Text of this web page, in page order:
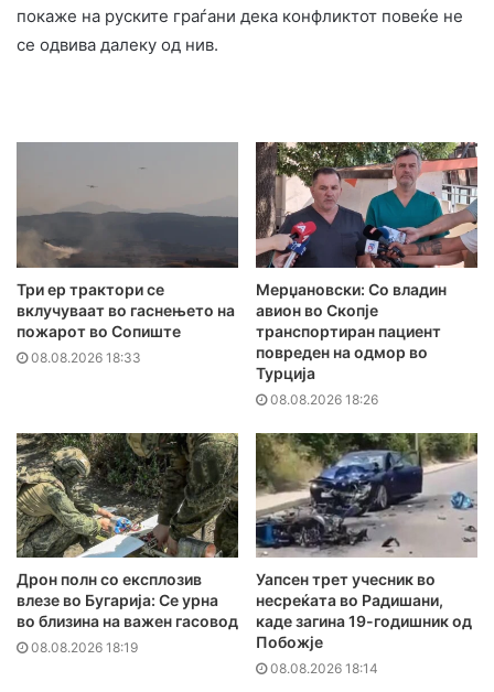
покаже на руските граѓани дека конфликтот повеќе не
се одвива далеку од нив.
Три ер трактори се
вклучуваат во гаснењето на
пожарот во Сопиште
08.08.2026 18:33
Мерџановски: Со владин
авион во Скопје
транспортиран пациент
повреден на одмор во
Турција
08.08.2026 18:26
Дрон полн со експлозив
влезе во Бугарија: Се урна
во близина на важен гасовод
08.08.2026 18:19
Уапсен трет учесник во
несреќата во Радишани,
каде загина 19-годишник од
Побожје
08.08.2026 18:14